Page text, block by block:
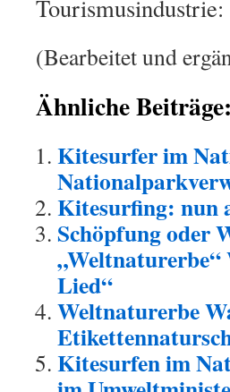
(Bearbeitet und
Ähnliche Beiträge:
Kitesurfer im
Kitesurfing: nun
Schöpfung oder
„Weltnaturerbe“
Lied“
Weltnaturerbe
Kitesurfen im